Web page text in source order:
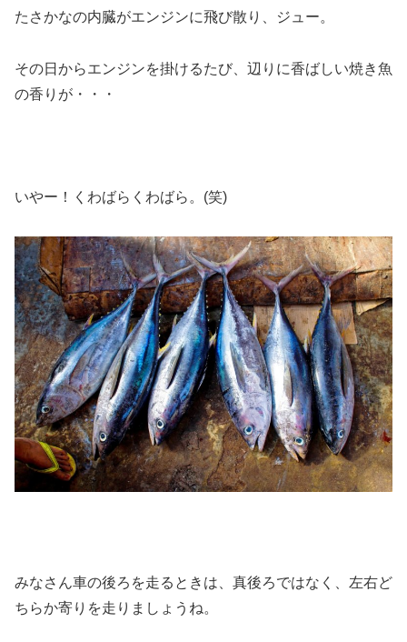
たさかなの内臓がエンジンに飛び散り、ジュー。
その日からエンジンを掛けるたび、辺りに香ばしい焼き魚
の香りが・・・
いやー！くわばらくわばら。(笑)
みなさん車の後ろを走るときは、真後ろではなく、左右ど
ちらか寄りを走りましょうね。